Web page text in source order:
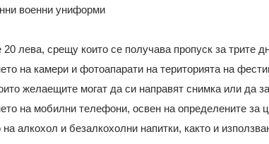
военни униформи
лева, срещу които се получава пропуск за трите
на камери и фотоапарати на територията на
желаещите могат да си направят снимка или да
на мобилни телефони, освен на определените за
алкохол и безалкохолни напитки, както и